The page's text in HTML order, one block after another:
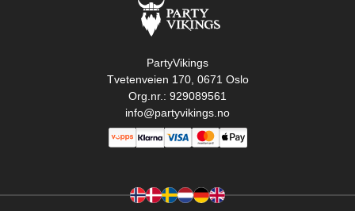
PartyVikings
Tvetenveien 170, 0671 Oslo
Org.nr.: 929089561
info@partyvikings.no